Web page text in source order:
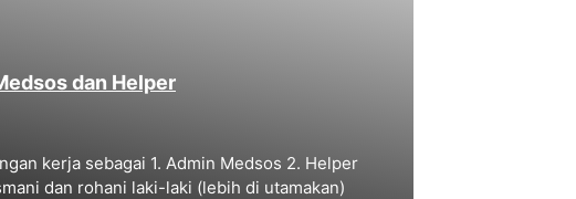
dan Helper
kerja sebagai 1. Admin Medsos 2. Helper
dan rohani laki-laki (lebih di utamakan)